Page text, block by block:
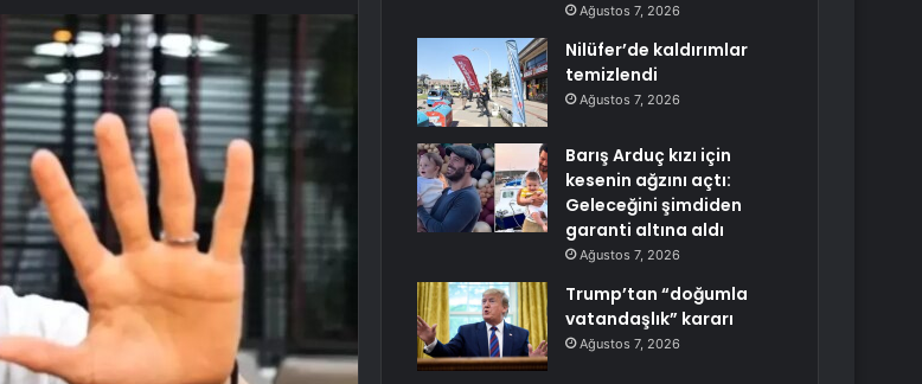
Ağustos 7, 2026
Nilüfer’de kaldırımlar
temizlendi
Ağustos 7, 2026
Barış Arduç kızı için
kesenin ağzını açtı:
Geleceğini şimdiden
garanti altına aldı
Ağustos 7, 2026
Trump’tan “doğumla
vatandaşlık” kararı
Ağustos 7, 2026